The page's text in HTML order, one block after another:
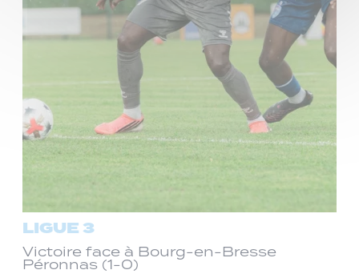
LIGUE 3
Victoire face à Bourg-en-Bresse
Péronnas (1-0)